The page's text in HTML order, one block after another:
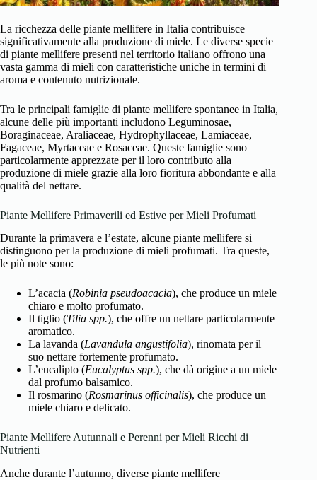
La ricchezza delle piante mellifere in Italia contribuisce
significativamente alla produzione di miele. Le diverse specie
di piante mellifere presenti nel territorio italiano offrono una
vasta gamma di mieli con caratteristiche uniche in termini di
aroma e contenuto nutrizionale.
Tra le principali famiglie di piante mellifere spontanee in Italia,
alcune delle più importanti includono Leguminosae,
Boraginaceae, Araliaceae, Hydrophyllaceae, Lamiaceae,
Fagaceae, Myrtaceae e Rosaceae. Queste famiglie sono
particolarmente apprezzate per il loro contributo alla
produzione di miele grazie alla loro fioritura abbondante e alla
qualità del nettare.
Piante Mellifere Primaverili ed Estive per Mieli Profumati
Durante la primavera e l’estate, alcune piante mellifere si
distinguono per la produzione di mieli profumati. Tra queste,
le più note sono:
L’acacia (Robinia pseudoacacia), che produce un miele
chiaro e molto profumato.
Il tiglio (Tilia spp.), che offre un nettare particolarmente
aromatico.
La lavanda (Lavandula angustifolia), rinomata per il
suo nettare fortemente profumato.
L’eucalipto (Eucalyptus spp.), che dà origine a un miele
dal profumo balsamico.
Il rosmarino (Rosmarinus officinalis), che produce un
miele chiaro e delicato.
Piante Mellifere Autunnali e Perenni per Mieli Ricchi di
Nutrienti
Anche durante l’autunno, diverse piante mellifere